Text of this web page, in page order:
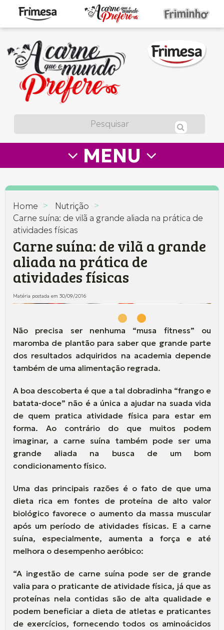
A
carne
que
prefere
—
Frimesa
MENU
Home > Nutrição >
Carne suína: de vilã a grande aliada na prática de
atividades físicas
Carne suína: de vilã a grande
aliada na prática de
atividades físicas
Matéria postada em 30/09/2016
Não precisa ser nenhuma “musa fitness” ou
maromba de plantão para saber que grande parte
dos resultados adquiridos na academia depende
também de uma alimentação regrada.
A boa descoberta é que a tal dobradinha “frango e
batata-doce” não é a única a ajudar na suada vida
de quem pratica atividade física para estar em
forma. Ao contrário do que muitos podem
imaginar, a carne suína também pode ser uma
grande aliada na busca de um bom
condicionamento físico.
Uma das principais razões é o fato de que uma
dieta rica em fontes de proteína de alto valor
biológico favorece o aumento da massa muscular
após um período de atividades físicas. E a carne
suína, especialmente, aumenta a força e até
melhora o desempenho aeróbico:
“A ingestão de carne suína pode ser de grande
valia para o praticante de atividade física, já que as
proteínas nela contidas são de alta qualidade e
podem beneficiar a dieta de atletas e praticantes
de exercícios, fornecendo todos os aminoácidos